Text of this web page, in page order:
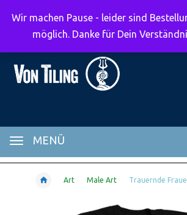
MENÜ
Art Male Art Trauernde
Wir machen Pause - leider sind
möglich. Danke für Dein